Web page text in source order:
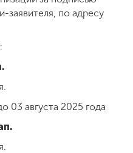
заявителя, по адресу
03 августа 2025 года